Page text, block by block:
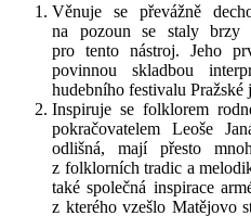
Věnuje se převážně
na pozoun se staly brzy
pro tento nástroj. Jeho
povinnou skladbou
hudebního festivalu Pražské
Inspiruje se folklorem
pokračovatelem Leoše
odlišná, mají přesto
z folklorních tradic a
také společná inspirace
z kterého vzešlo Matějovo